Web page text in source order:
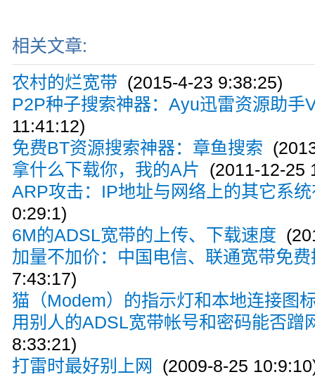
相关文章:
农村的烂宽带 (2015-4-23 9:38:25)
P2P种子搜索神器：Ayu迅雷资源助手
11:41:12)
免费BT资源搜索神器：章鱼搜索
拿什么下载你，我的A片 (2011-12-25
ARP攻击：IP地址与网络上的其它系
0:29:1)
6M的ADSL宽带的上传、下载速度
加量不加价：中国电信、联通宽带免
7:43:17)
猫（Modem）的指示灯和本地连接图
用别人的ADSL宽带帐号和密码能否蹭
8:33:21)
打雷时最好别上网
(2009-8-25